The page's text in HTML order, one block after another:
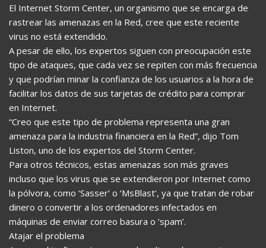
El Internet Storm Center, un organismo que se encarga de
rastrear las amenazas en la Red, cree que este reciente
virus no está extendido.
A pesar de ello, los expertos siguen con preocupación este
tipo de ataques, que cada vez se repiten con más frecuencia
y que podrían minar la confianza de los usuarios a la hora de
facilitar los datos de sus tarjetas de crédito para comprar
en Internet.
“Creo que este tipo de problema representa una gran
amenaza para la industria financiera en la Red”, dijo Tom
Liston, uno de los expertos del Storm Center.
Para otros técnicos, estas amenazas son más graves
incluso que los virus que se extendieron por Internet como
la pólvora, como ‘Sasser’ o ‘MsBlast’, ya que tratan de robar
dinero o convertir a los ordenadores infectados en
máquinas de enviar correo basura o ‘spam’.
Atajar el problema